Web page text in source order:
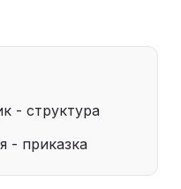
- структура
- приказка